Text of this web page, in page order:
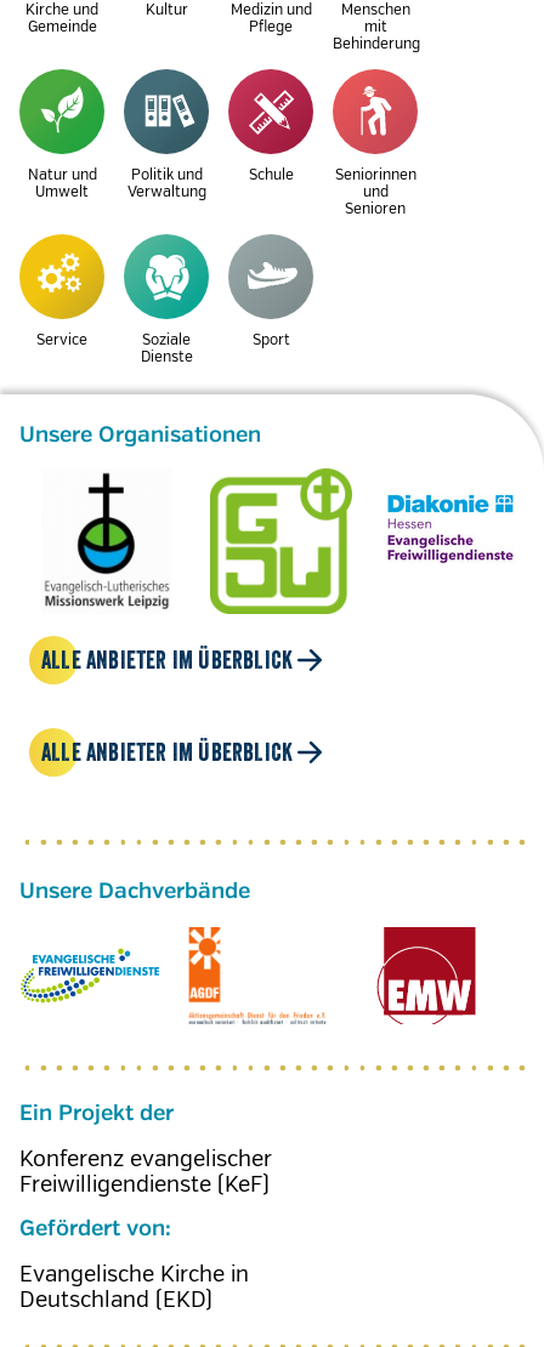
Kirche und
Gemeinde
Kultur
Medizin und
Pflege
Menschen
mit
Behinderung
Natur und
Umwelt
Politik und
Verwaltung
Schule
Seniorinnen
und
Senioren
Service
Soziale
Dienste
Sport
Unsere Organisationen
ALLE ANBIETER IM ÜBERBLICK
ALLE ANBIETER IM ÜBERBLICK
Ein Projekt der
Konferenz evangelischer
Freiwilligendienste (KeF)
Gefördert von:
Evangelische Kirche in
Deutschland (EKD)